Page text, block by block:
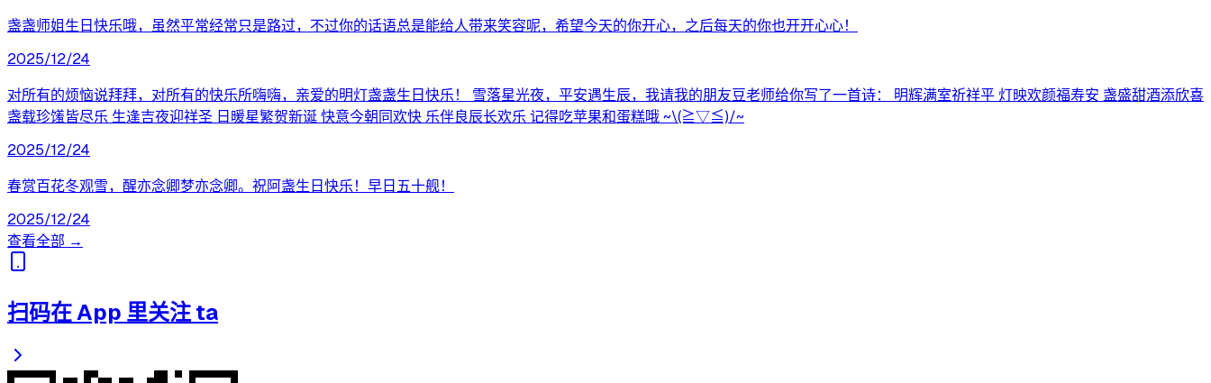
盏盏师姐生日快乐哦，虽然平常经常只是路过，不过你的话语总是能给人带来笑容呢，希望今天的你开心，之后每天的你也开开心心！
2025/12/24
对所有的烦恼说拜拜，对所有的快乐所嗨嗨，亲爱的明灯盏盏生日快乐！ 雪落星光夜，平安遇生辰，我请我的朋友豆老师给你写了一首诗： 明辉满室祈祥平 灯映欢颜福寿安 盏盛甜酒添欣喜
盏载珍馐皆尽乐 生逢吉夜迎祥圣 日暖星繁贺新诞 快意今朝同欢快 乐伴良辰长欢乐 记得吃苹果和蛋糕哦 ~\(≧▽≦)/~
2025/12/24
春赏百花冬观雪，醒亦念卿梦亦念卿。祝阿盏生日快乐！早日五十舰！
2025/12/24
查看全部 →
扫码在 App 里关注 ta